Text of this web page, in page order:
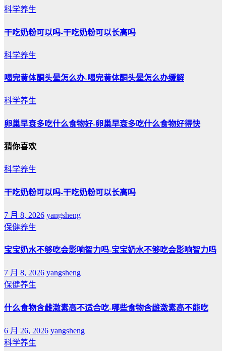
科学养生
干吃奶粉可以吗-干吃奶粉可以长高吗
科学养生
喝完黄体酮头晕怎么办-喝完黄体酮头晕怎么办缓解
科学养生
卵巢早衰多吃什么食物好-卵巢早衰多吃什么食物好得快
猜你喜欢
科学养生
干吃奶粉可以吗-干吃奶粉可以长高吗
7 月 8, 2026 yangsheng
保健养生
宝宝奶水不够吃会影响智力吗-宝宝奶水不够吃会影响智力吗
7 月 8, 2026 yangsheng
保健养生
什么食物含雌激素高不适合吃-哪些食物含雌激素高不能吃
6 月 26, 2026 yangsheng
科学养生